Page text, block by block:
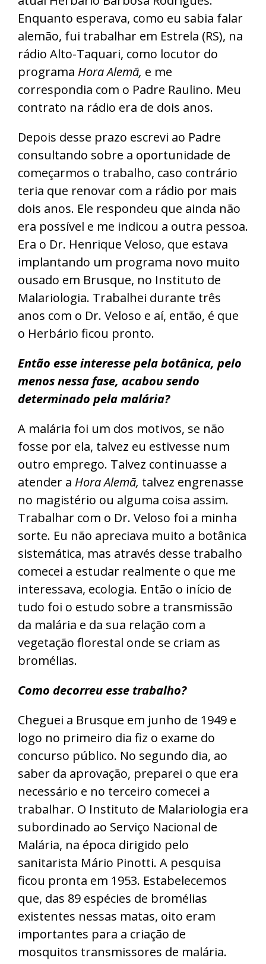
Enquanto esperava, como eu sabia falar
alemão, fui trabalhar em Estrela (RS), na
rádio Alto-Taquari, como locutor do
programa Hora Alemã, e me
correspondia com o Padre Raulino. Meu
contrato na rádio era de dois anos.
Depois desse prazo escrevi ao Padre
consultando sobre a oportunidade de
começarmos o trabalho, caso contrário
teria que renovar com a rádio por mais
dois anos. Ele respondeu que ainda não
era possível e me indicou a outra pessoa.
Era o Dr. Henrique Veloso, que estava
implantando um programa novo muito
ousado em Brusque, no Instituto de
Malariologia. Trabalhei durante três
anos com o Dr. Veloso e aí, então, é que
o Herbário ficou pronto.
Então esse interesse pela botânica, pelo
menos nessa fase, acabou sendo
determinado pela malária?
A malária foi um dos motivos, se não
fosse por ela, talvez eu estivesse num
outro emprego. Talvez continuasse a
atender a Hora Alemã, talvez engrenasse
no magistério ou alguma coisa assim.
Trabalhar com o Dr. Veloso foi a minha
sorte. Eu não apreciava muito a botânica
sistemática, mas através desse trabalho
comecei a estudar realmente o que me
interessava, ecologia. Então o início de
tudo foi o estudo sobre a transmissão
da malária e da sua relação com a
vegetação florestal onde se criam as
bromélias.
Como decorreu esse trabalho?
Cheguei a Brusque em junho de 1949 e
logo no primeiro dia fiz o exame do
concurso público. No segundo dia, ao
saber da aprovação, preparei o que era
necessário e no terceiro comecei a
trabalhar. O Instituto de Malariologia era
subordinado ao Serviço Nacional de
Malária, na época dirigido pelo
sanitarista Mário Pinotti. A pesquisa
ficou pronta em 1953. Estabelecemos
que, das 89 espécies de bromélias
existentes nessas matas, oito eram
importantes para a criação de
mosquitos transmissores de malária.